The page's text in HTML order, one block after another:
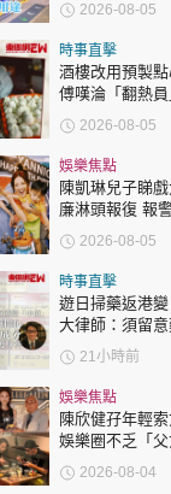
All
2026-08-05
時事直擊
酒樓改用預製點心 十
傅嘆淪「翻熱
傳統手藝被淘汰
2026-08-05
娛樂焦點
陳凱琳兒子睇
廉淋頭報復 報
護子不力 歐錦
表態「媽媽有責
2026-08-05
時事直擊
遊日掃藥返港變
大律師：須留
自用代購都唔係
21小時前
娛樂焦點
陳欣健孖年輕索
娛樂圈不乏「父
「爺孫戀」 年
達51歲 最受矚
2026-08-04